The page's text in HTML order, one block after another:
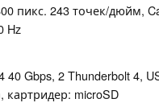
пикс. 243 точек/дюйм,
Hz
40 Gbps, 2 Thunderbolt 4,
microSD